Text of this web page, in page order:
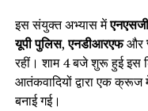
इस संयुक्त अभ्यास में
यूपी पुलिस,एनडीआरएफऔर
रहीं। शाम 4 बजे शुरू हुई इस
आतंकवादियों द्वारा एक क्रूज
बनाई गई।